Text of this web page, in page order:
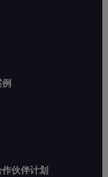
伙伴计划